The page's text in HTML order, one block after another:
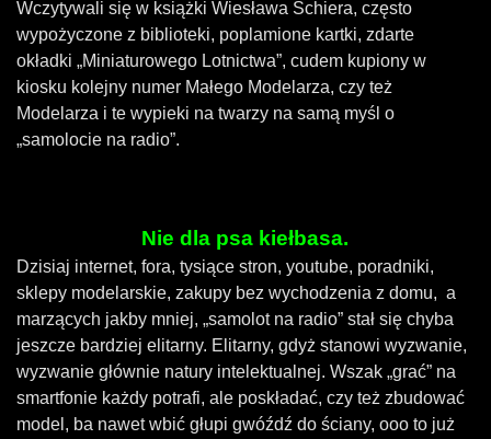
Wczytywali się w książki Wiesława Schiera, często
wypożyczone z biblioteki, poplamione kartki, zdarte
okładki „Miniaturowego Lotnictwa”, cudem kupiony w
kiosku kolejny numer Małego Modelarza, czy też
Modelarza i te wypieki na twarzy na samą myśl o
„samolocie na radio”.
Nie dla psa kiełbasa.
Dzisiaj internet, fora, tysiące stron, youtube, poradniki,
sklepy modelarskie, zakupy bez wychodzenia z domu, a
marzących jakby mniej, „samolot na radio” stał się chyba
jeszcze bardziej elitarny. Elitarny, gdyż stanowi wyzwanie,
wyzwanie głównie natury intelektualnej. Wszak „grać” na
smartfonie każdy potrafi, ale poskładać, czy też zbudować
model, ba nawet wbić głupi gwóźdź do ściany, ooo to już